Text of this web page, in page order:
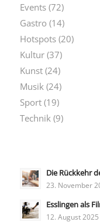
Events(72)
Gastro (14)
Hotspots(20)
Kultur(37)
Kunst(24)
Musik (24)
Sport(19)
Technik (9)
Die Rückkehr
23. November
Esslingen als
12. August